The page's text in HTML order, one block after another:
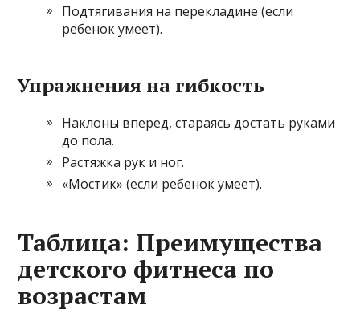
Подтягивания на перекладине (если
ребенок умеет).
Упражнения на гибкость
Наклоны вперед, стараясь достать руками
до пола.
Растяжка рук и ног.
«Мостик» (если ребенок умеет).
Таблица: Преимущества
детского фитнеса по
возрастам